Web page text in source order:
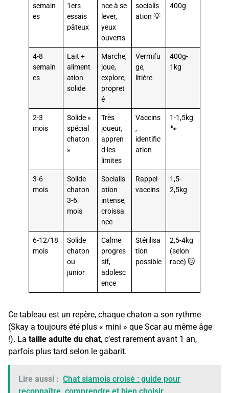
semain
es
1ers
essais
pâteux
nce à se
lever,
yeux
ouverts
socialis
ation 💡
400g
4-8
semain
es
Lait +
aliment
ation
solide
Marche,
joue,
explore,
propret
é
Vermifu
ge,
litière
400g-
1kg
2-3
mois
Solide «
spécial
chaton
»
Très
joueur,
appren
d les
limites
Vaccins
,
identific
ation
1-1,5kg
🐾
3-6
mois
Solide
chaton
3-6
mois
Socialis
ation
intense,
croissa
nce
Rappel
vaccins
1,5-
2,5kg
6-12/18
mois
Solide
chaton
ou
junior
Calme
progres
sif,
adolesc
ence
Stérilisa
tion
possible
2,5-4kg
(selon
race) 🐱
Ce tableau est un repère, chaque chaton a son rythme
(Skay a toujours été plus « mini » que Scar au même âge
!). La taille adulte du chat, c’est rarement avant 1 an,
parfois plus tard selon le gabarit.
Lire aussi : Chat siamois croisé : guide pour